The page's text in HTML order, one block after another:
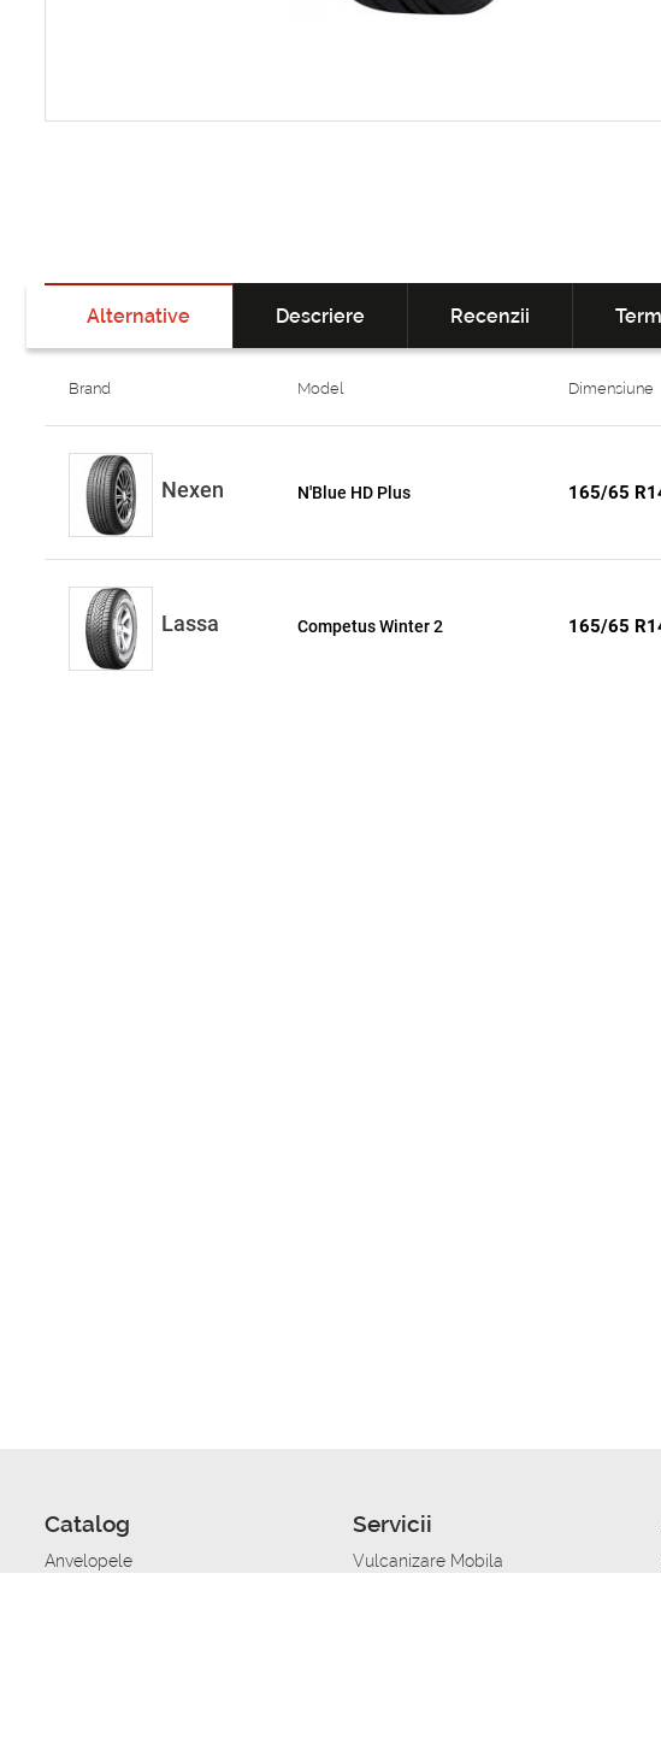
Alternative Descriere Recenzii
Brand Model Dimensiune
Nexen N'Blue HD Plus 165/65
Lassa Competus Winter 2 165/65
Catalog
Anvelopele
Servicii
Vulcanizare Mobila